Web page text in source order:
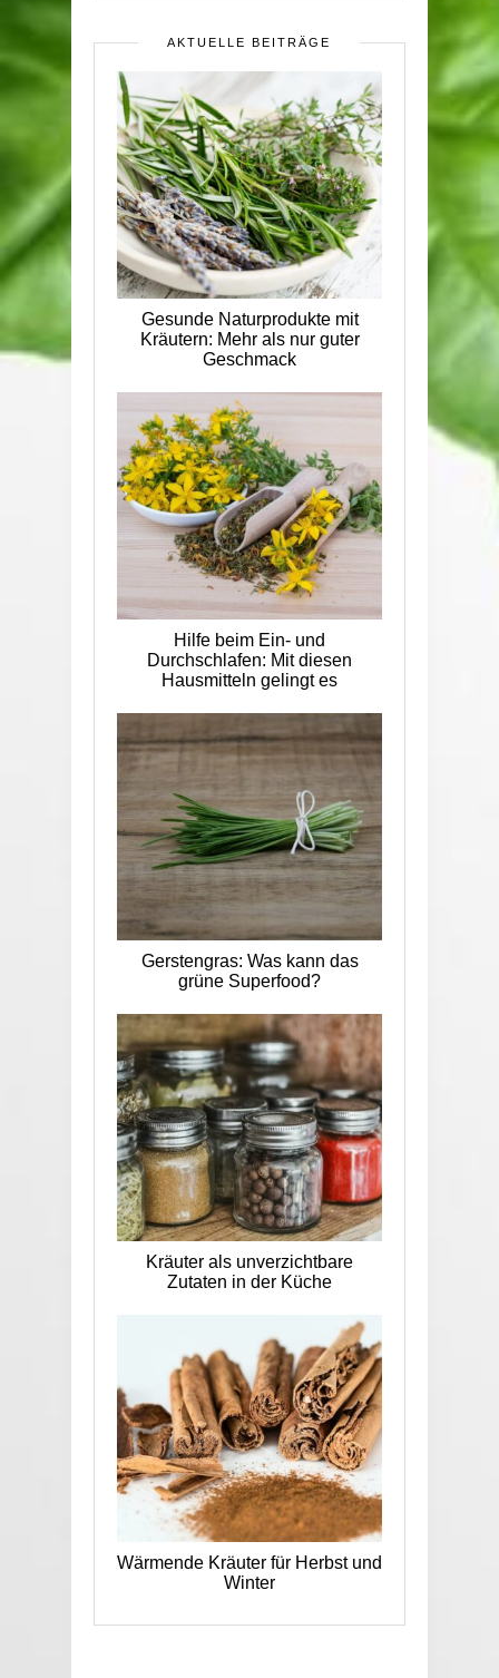
AKTUELLE BEITRÄGE
Gesunde Naturprodukte mit
Kräutern: Mehr als nur guter
Geschmack
Hilfe beim Ein- und
Durchschlafen: Mit diesen
Hausmitteln gelingt es
Gerstengras: Was kann das
grüne Superfood?
Kräuter als unverzichtbare
Zutaten in der Küche
Wärmende Kräuter für Herbst und
Winter